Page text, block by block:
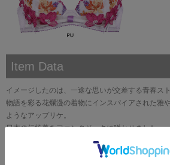
Item Data
イメージしたのは、一途な思いが交差する青春スト
物語を彩る花爛漫の着物にインスパイアされた雅
ようなアップリケ。
日本の伝統美をファンタジックに咲かせました。
●きれいな谷間をメイクしてキープ